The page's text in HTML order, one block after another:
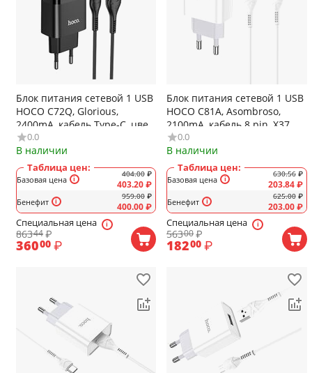
Блок питания сетевой 1 USB
HOCO C72Q, Glorious,
2400mA, кабель Type-C, цвет:
чёрный
0.0
В наличии
Таблица цен:
Базовая цена
Бенефит
404.00 ₽
403.20₽
959.00 ₽
400.00₽
Специальная цена
86344 ₽
36000 ₽
Блок питания сетевой 1 USB
HOCO C81A, Asombroso,
2100mA, кабель 8 pin, X37
cool, цвет: белый
0.0
В наличии
Таблица цен:
Базовая цена
Бенефит
630.56 ₽
203.84₽
625.00 ₽
203.00₽
Специальная цена
56300₽
18200 ₽